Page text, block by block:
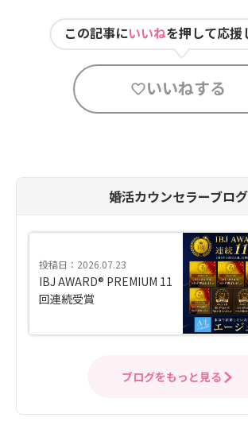
この記事にいいねを押して応援
いいねする
婚活カウンセラーブログ
投稿日：2026.07.23
IBJ AWARD® PREMIUM 11
回連続受賞
ブログをもっと見る